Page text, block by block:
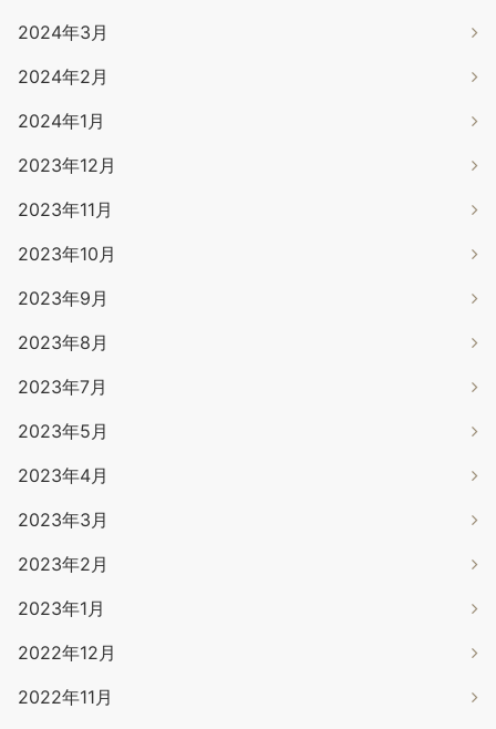
2024年3月
2024年2月
2024年1月
2023年12月
2023年11月
2023年10月
2023年9月
2023年8月
2023年7月
2023年5月
2023年4月
2023年3月
2023年2月
2023年1月
2022年12月
2022年11月